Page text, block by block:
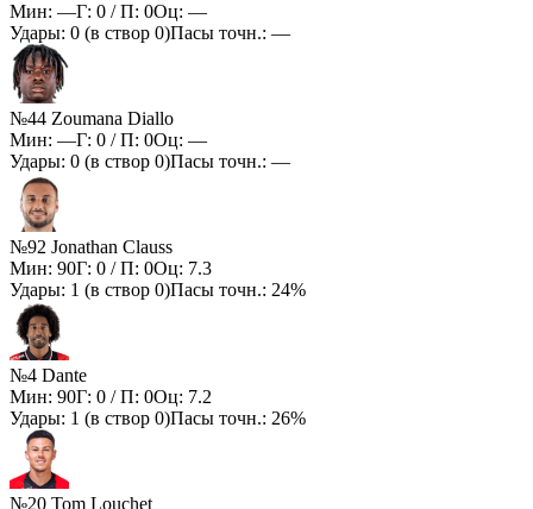
Мин: —Г: 0 / П: 0Оц: —
Удары: 0 (в створ 0)Пасы точн.: —
№44 Zoumana Diallo
Мин: —Г: 0 / П: 0Оц: —
Удары: 0 (в створ 0)Пасы точн.: —
№92 Jonathan Clauss
Мин: 90Г: 0 / П: 0Оц: 7.3
Удары: 1 (в створ 0)Пасы точн.: 24%
№4 Dante
Мин: 90Г: 0 / П: 0Оц: 7.2
Удары: 1 (в створ 0)Пасы точн.: 26%
№20 Tom Louchet